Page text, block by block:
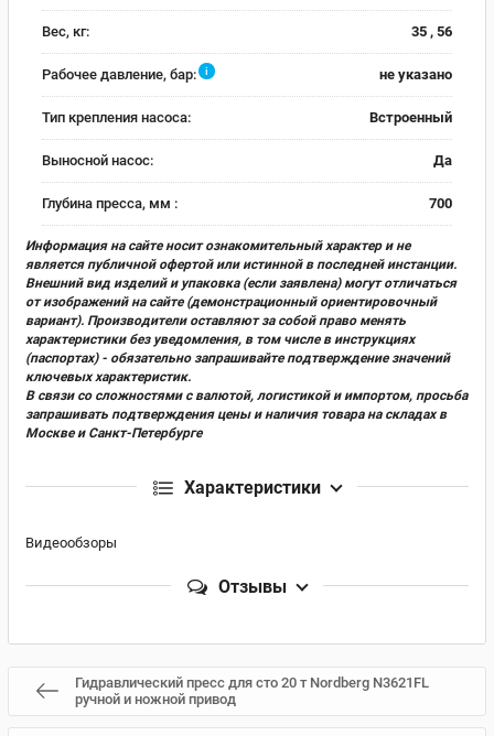
Вес, кг: 35 , 56
Рабочее давление, бар: i не указано
Тип крепления насоса: Встроенный
Выносной насос: Да
Глубина пресса, мм : 700
Информация на сайте носит ознакомительный характер и не
является публичной офертой или истинной в последней инстанции.
Внешний вид изделий и упаковка (если заявлена) могут отличаться
от изображений на сайте (демонстрационный ориентировочный
вариант). Производители оставляют за собой право менять
характеристики без уведомления, в том числе в инструкциях
(паспортах) - обязательно запрашивайте подтверждение значений
ключевых характеристик.
В связи со сложностями с валютой, логистикой и импортом, просьба
запрашивать подтверждения цены и наличия товара на складах в
Москве и Санкт-Петербурге
Характеристики
Видеообзоры
Отзывы
Гидравлический пресс для сто 20 т Nordberg N3621FL
ручной и ножной привод